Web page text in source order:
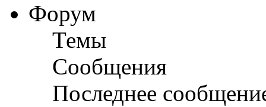
Форум
Темы
Сообщения
Последнее